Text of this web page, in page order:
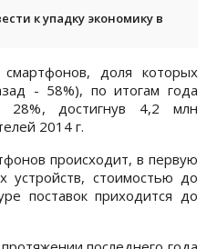
к упадку экономику в
доля которых
- 58%), по итогам года
28%, достигнув 4,2 млн
2014 г.
происходит, в первую
устройств, стоимостью до
поставок приходится до